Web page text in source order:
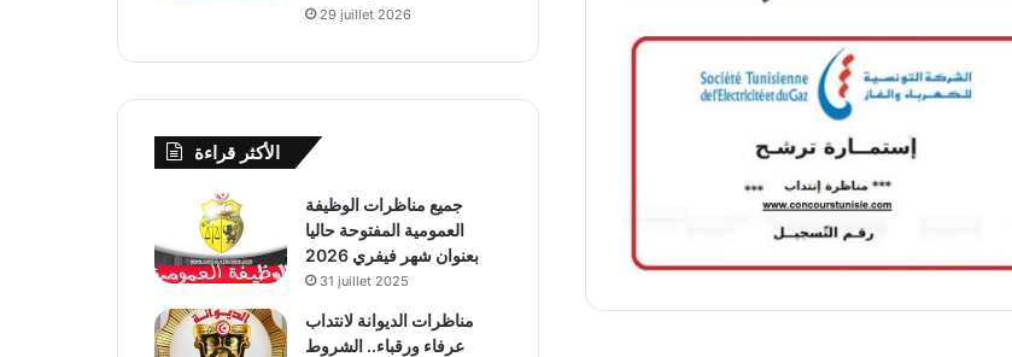
29 juillet 2026
الأكثر قراءة
جميع مناظرات الوظيفة
العمومية المفتوحة حاليا
بعنوان شهر فيفري 2026
31 juillet 2025
مناظرات الديوانة لانتداب
عرفاء ورقباء.. الشروط